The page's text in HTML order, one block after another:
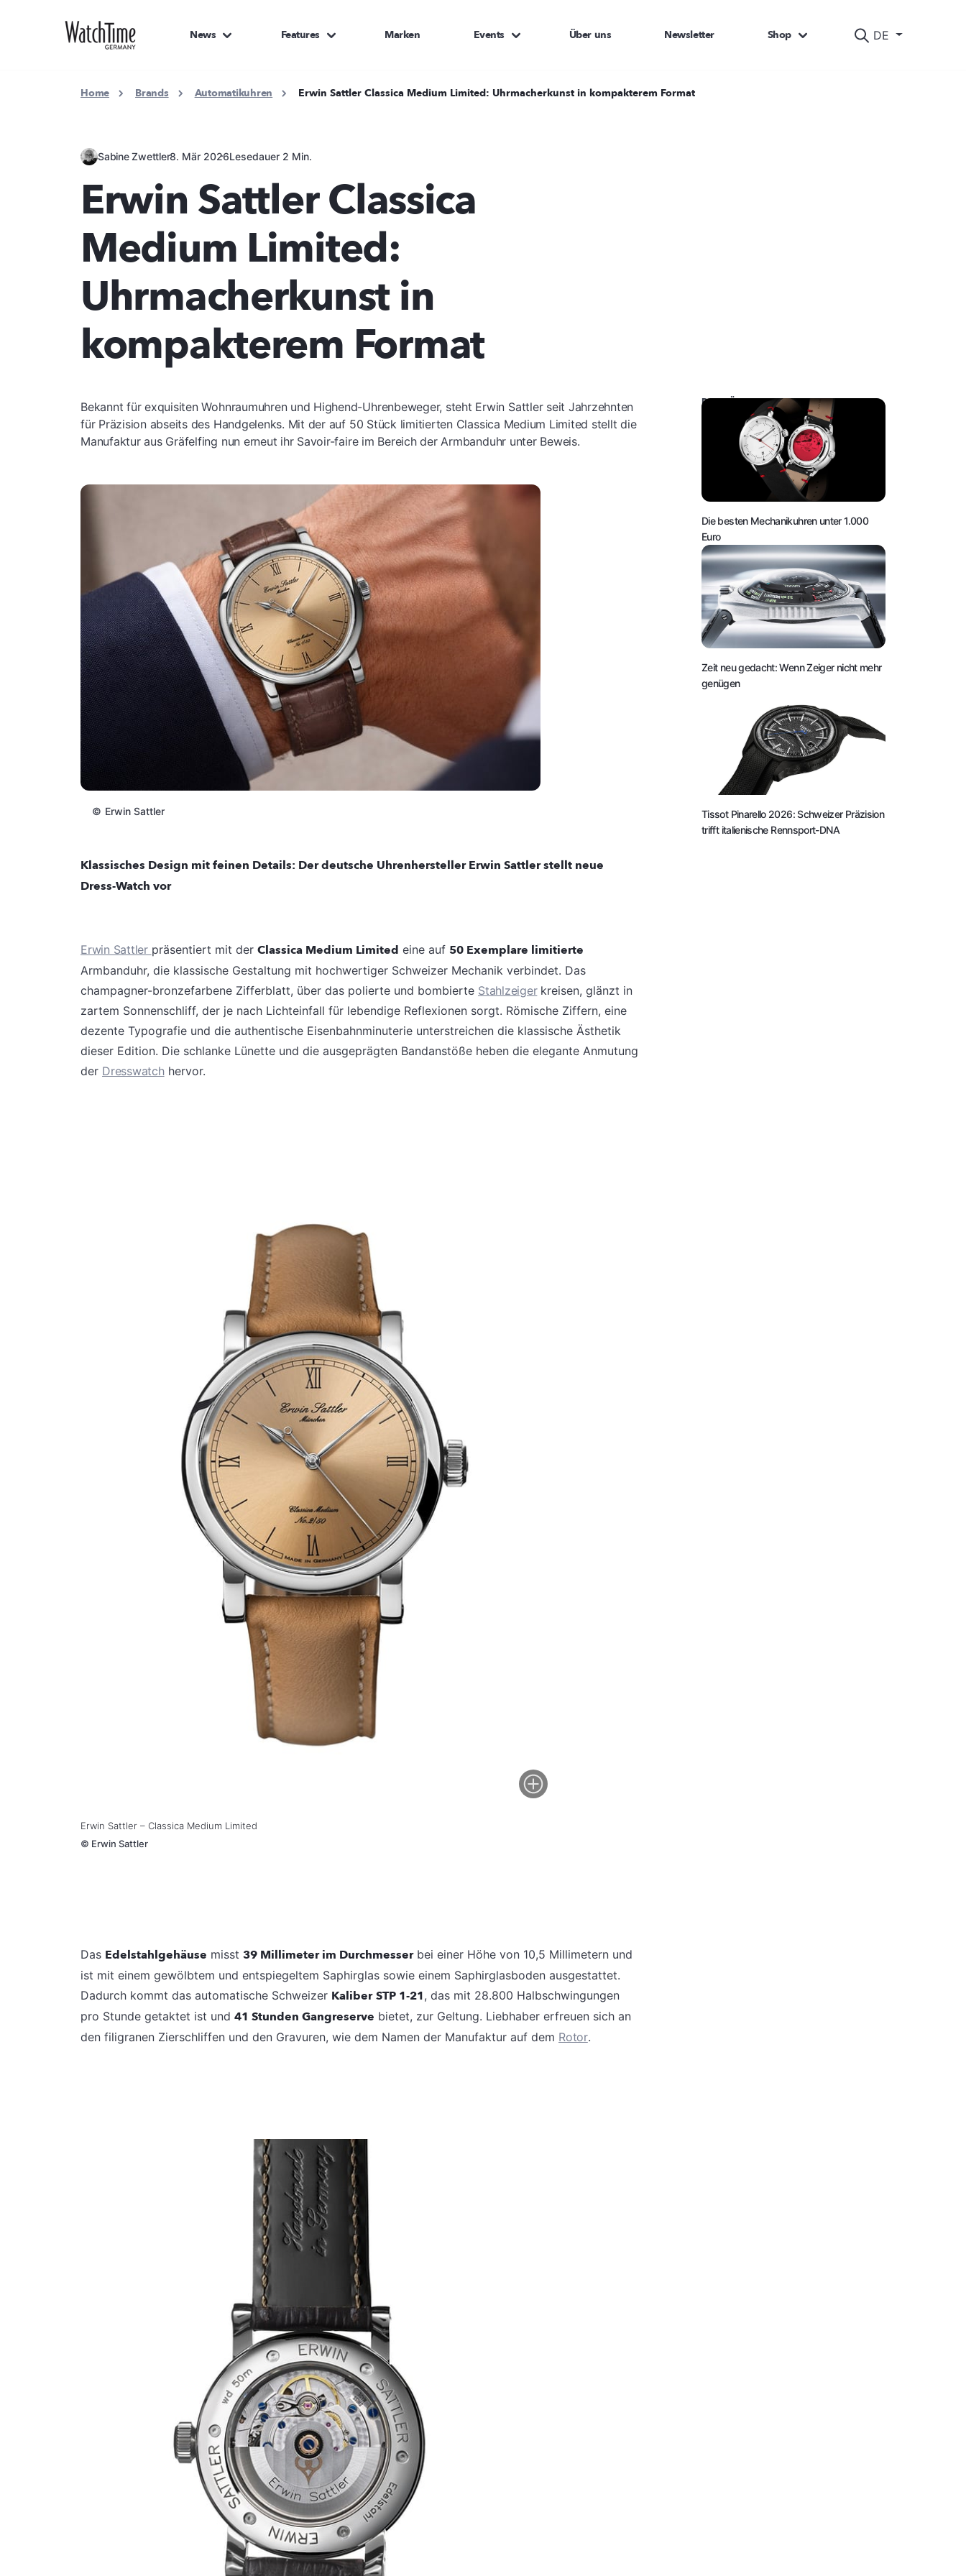
DE
News Features Marken Events Über uns Newsletter Shop
Home Brands Automatikuhren Erwin Sattler Classica Medium Limited: Uhrmacherkunst in kompakterem Format
Sabine Zwettler8. Mär 2026Lesedauer 2 Min.
Erwin Sattler Classica
Medium Limited:
Uhrmacherkunst in
kompakterem Format
Bekannt für exquisiten Wohnraumuhren und Highend-Uhrenbeweger, steht Erwin Sattler seit Jahrzehnten
für Präzision abseits des Handgelenks. Mit der auf 50 Stück limitierten Classica Medium Limited stellt die
Manufaktur aus Gräfelfing nun erneut ihr Savoir-faire im Bereich der Armbanduhr unter Beweis.
© Erwin Sattler
Klassisches Design mit feinen Details: Der deutsche Uhrenhersteller Erwin Sattler stellt neue
Dress-Watch vor
Erwin Sattler präsentiert mit der Classica Medium Limited eine auf 50 Exemplare limitierte
Armbanduhr, die klassische Gestaltung mit hochwertiger Schweizer Mechanik verbindet. Das
champagner-bronzefarbene Zifferblatt, über das polierte und bombierte Stahlzeigerkreisen, glänzt in
zartem Sonnenschliff, der je nach Lichteinfall für lebendige Reflexionen sorgt. Römische Ziffern, eine
dezente Typografie und die authentische Eisenbahnminuterie unterstreichen die klassische Ästhetik
dieser Edition. Die schlanke Lünette und die ausgeprägten Bandanstöße heben die elegante Anmutung
der Dresswatchhervor.
Erwin Sattler – Classica Medium Limited
© Erwin Sattler
Das Edelstahlgehäuse misst 39 Millimeter im Durchmesserbei einer Höhe von 10,5 Millimetern und
ist mit einem gewölbtem und entspiegeltem Saphirglas sowie einem Saphirglasboden ausgestattet.
Dadurch kommt das automatische Schweizer Kaliber STP 1-21, das mit 28.800 Halbschwingungen
pro Stunde getaktet ist und 41 Stunden Gangreserve bietet, zur Geltung. Liebhaber erfreuen sich an
den filigranen Zierschliffen und den Gravuren, wie dem Namen der Manufaktur auf dem Rotor.
DAS KÖNNTE SIE AUCH INTERESSIEREN:
Die besten Mechanikuhren unter 1.000
Euro
Zeit neu gedacht: Wenn Zeiger nicht mehr
genügen
Tissot Pinarello 2026: Schweizer Präzision
trifft italienische Rennsport-DNA